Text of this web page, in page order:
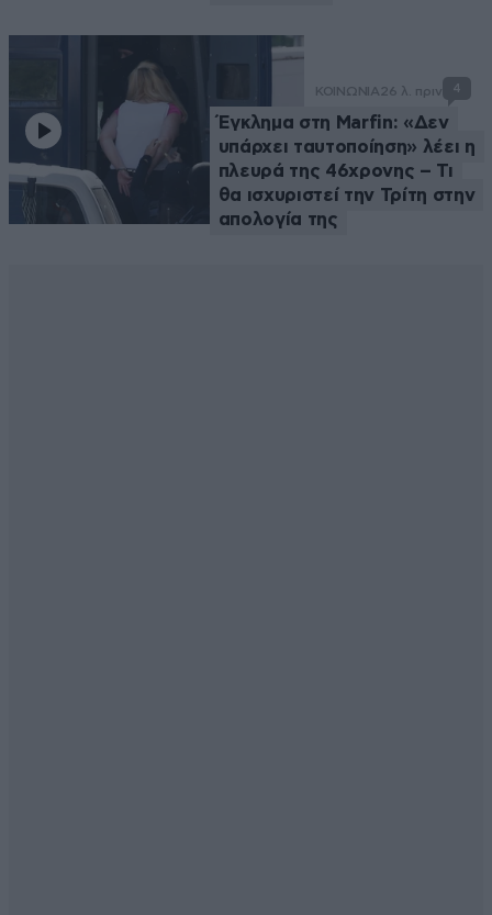
ΚΟΙΝΩΝΙΑ 26 λ. πριν 4
Έγκλημα στη Marfin: «Δεν
υπάρχει ταυτοποίηση» λέει η
πλευρά της 46χρονης – Τι
θα ισχυριστεί την Τρίτη στην
απολογία της